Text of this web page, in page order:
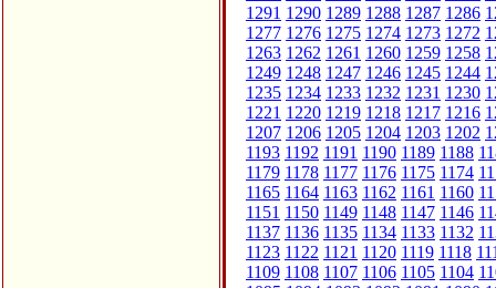
1291 1290 1289 1288 1287 1286
1277 1276 1275 1274 1273 1272
1263 1262 1261 1260 1259 1258
1249 1248 1247 1246 1245 1244
1235 1234 1233 1232 1231 1230
1221 1220 1219 1218 1217 1216
1207 1206 1205 1204 1203 1202
1193 1192 1191 1190 1189 1188
1179 1178 1177 1176 1175 1174
1165 1164 1163 1162 1161 1160
1151 1150 1149 1148 1147 1146
1137 1136 1135 1134 1133 1132
1123 1122 1121 1120 1119 1118
1109 1108 1107 1106 1105 1104